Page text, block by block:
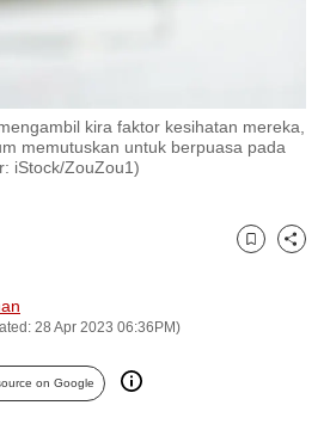
kira faktor kesihatan mereka,
memutuskan untuk berpuasa pada
iStock/ZouZou1)
28 Apr 2023 06:36PM)
Bookmark
Share
on Google